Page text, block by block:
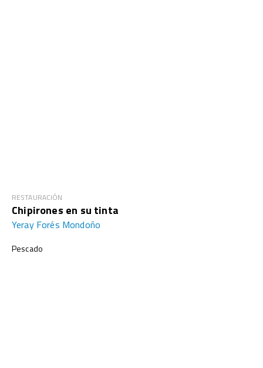
RESTAURACIÓN
Chipirones en su tinta
Yeray Forés Mondoño
Pescado